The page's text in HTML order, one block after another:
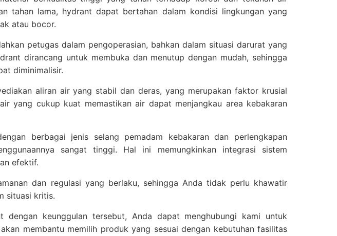
tahan lama, hydrant dapat bertahan dalam kondisi lingkungan yang
atau bocor.
petugas dalam pengoperasian, bahkan dalam situasi darurat yang
dirancang untuk membuka dan menutup dengan mudah, sehingga
diminimalisir.
aliran air yang stabil dan deras, yang merupakan faktor krusial
yang cukup kuat memastikan air dapat menjangkau area kebakaran
berbagai jenis selang pemadam kebakaran dan perlengkapan
sangat tinggi. Hal ini memungkinkan integrasi sistem
efektif.
dan regulasi yang berlaku, sehingga Anda tidak perlu khawatir
situasi kritis.
keunggulan tersebut, Anda dapat menghubungi kami untuk
membantu memilih produk yang sesuai dengan kebutuhan fasilitas